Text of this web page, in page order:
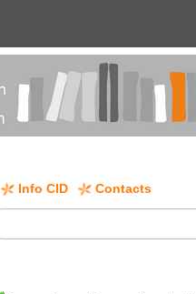
Info CID Contacts